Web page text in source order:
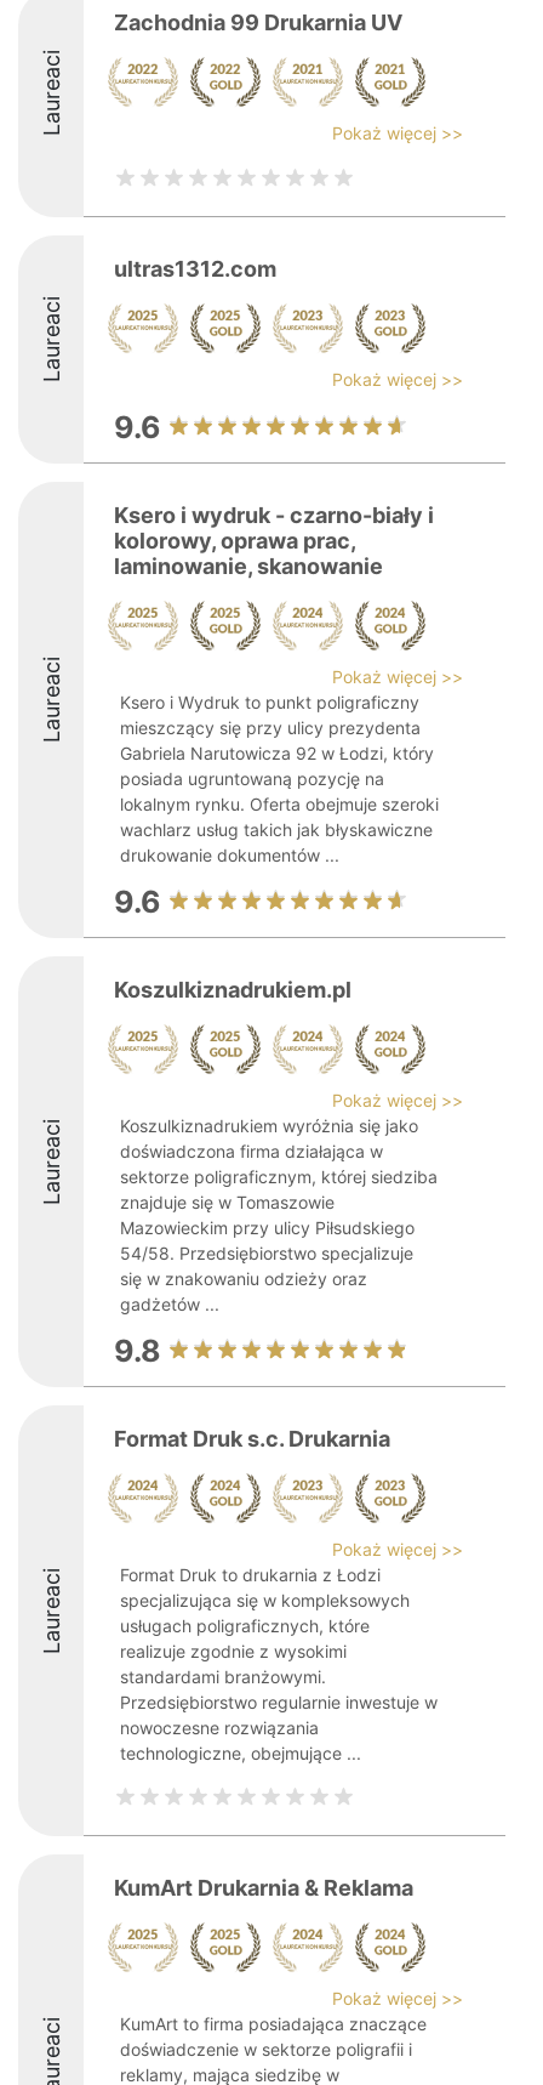
Laureaci
Zachodnia 99 Drukarnia UV
Pokaż więcej >>
Laureaci
ultras1312.com
Pokaż więcej >>
9.6
Laureaci
Ksero i wydruk - czarno-biały i
kolorowy, oprawa prac,
laminowanie, skanowanie
Pokaż więcej >>
Ksero i Wydruk to punkt poligraficzny
mieszczący się przy ulicy prezydenta
Gabriela Narutowicza 92 w Łodzi, który
posiada ugruntowaną pozycję na
lokalnym rynku. Oferta obejmuje szeroki
wachlarz usług takich jak błyskawiczne
drukowanie dokumentów ...
9.6
Laureaci
Koszulkiznadrukiem.pl
Pokaż więcej >>
Koszulkiznadrukiem wyróżnia się jako
doświadczona firma działająca w
sektorze poligraficznym, której siedziba
znajduje się w Tomaszowie
Mazowieckim przy ulicy Piłsudskiego
54/58. Przedsiębiorstwo specjalizuje
się w znakowaniu odzieży oraz
gadżetów ...
9.8
Laureaci
Format Druk s.c. Drukarnia
Pokaż więcej >>
Format Druk to drukarnia z Łodzi
specjalizująca się w kompleksowych
usługach poligraficznych, które
realizuje zgodnie z wysokimi
standardami branżowymi.
Przedsiębiorstwo regularnie inwestuje w
nowoczesne rozwiązania
technologiczne, obejmujące ...
Laureaci
KumArt Drukarnia & Reklama
Pokaż więcej >>
KumArt to firma posiadająca znaczące
doświadczenie w sektorze poligrafii i
reklamy, mająca siedzibę w